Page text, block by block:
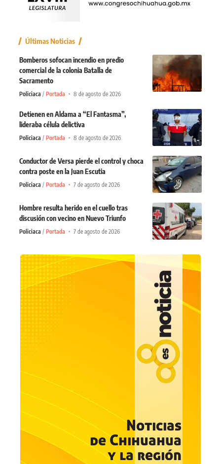
Últimas Noticias
Bomberos sofocan incendio en predio
comercial de la colonia Batalla de
Sacramento
Policiaca Portada 8 de agosto de 2026
Detienen en Aldama a “El Fantasma”,
lideraba célula delictiva
Policiaca Portada 8 de agosto de 2026
Conductor de Versa pierde el control y choca
contra poste en la Juan Escutia
Policiaca Portada 7 de agosto de 2026
Hombre resulta herido en el cuello tras
discusión con vecino en Nuevo Triunfo
Policiaca Portada 7 de agosto de 2026